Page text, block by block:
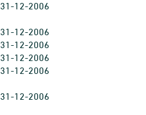
31-12-2006
31-12-2006
31-12-2006
31-12-2006
31-12-2006
31-12-2006